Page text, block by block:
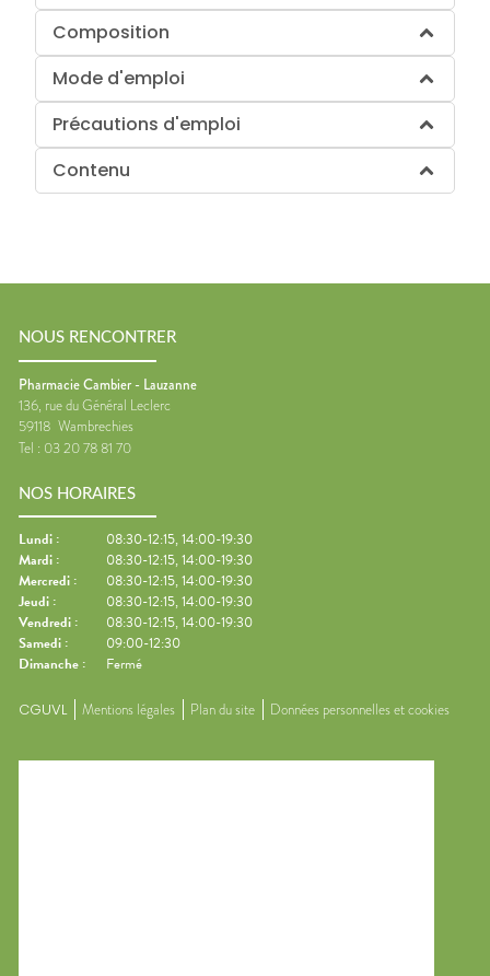
Composition
Mode d'emploi
Précautions d'emploi
Contenu
NOUS RENCONTRER
Pharmacie Cambier - Lauzanne
136, rue du Général Leclerc
59118 Wambrechies
Tel : 03 20 78 81 70
NOS HORAIRES
Lundi :
08:30-12:15, 14:00-19:30
Mardi :
08:30-12:15, 14:00-19:30
Mercredi :
08:30-12:15, 14:00-19:30
Jeudi :
08:30-12:15, 14:00-19:30
Vendredi :
08:30-12:15, 14:00-19:30
Samedi :
09:00-12:30
Dimanche : Fermé
CGUVL Mentions légales Plan du site Données personnelles et cookies